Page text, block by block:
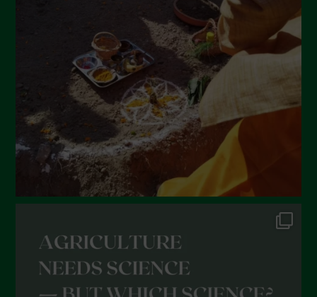
December 2021
November 2021
October 2021
September 2021
August 2021
May 2021
April 2021
March 2021